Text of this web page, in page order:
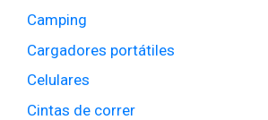
Camping
Cargadores portátiles
Celulares
Cintas de correr